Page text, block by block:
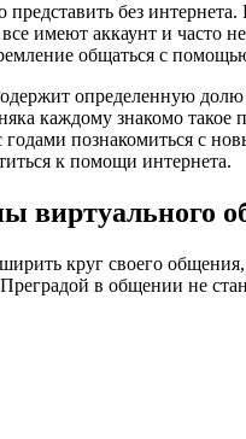
без интернета.
имеют аккаунт и часто
общаться с
определенную
каждому знакомо такое
познакомиться с
к помощи интернета.
виртуального
круг своего общения,
в общении не